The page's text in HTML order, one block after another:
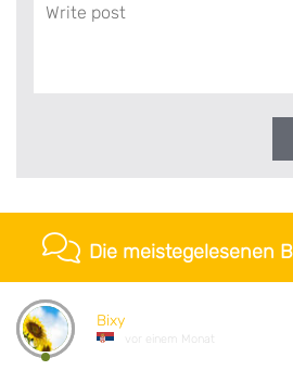
Die meistegelesenen
Bixy
vor einem Monat